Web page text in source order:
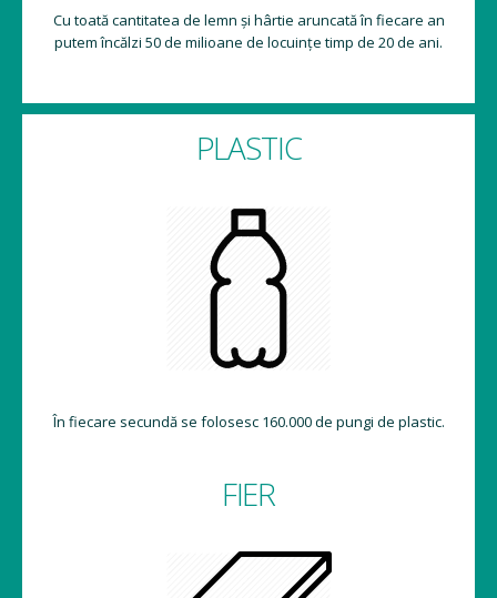
Cu toată cantitatea de lemn și hârtie aruncată în fiecare an
putem încălzi 50 de milioane de locuințe timp de 20 de ani.
PLASTIC
În fiecare secundă se folosesc 160.000 de pungi de plastic.
FIER